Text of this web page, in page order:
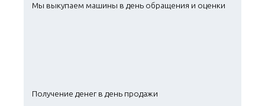
Мы выкупаем машины в день обращения и оценки
Получение денег в день продажи